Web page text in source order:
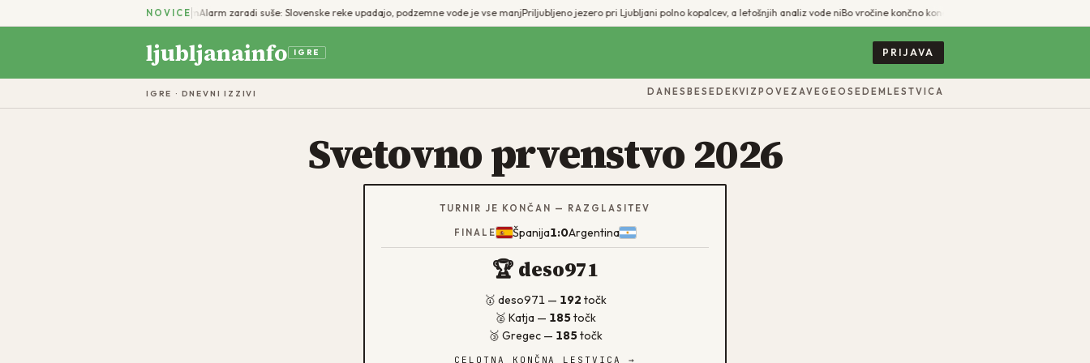
NOVICE
prijeli 44-letnega tujca z vžigalnikom Alarm zaradi suše: Slovenske reke upadajo, podzemne vode je vse manjPriljubljeno jezero pri Ljubljani polno kopalcev, a letošnjih analiz vode ni Bo vročine končno konec? Hrvati napovedali padec
ljubljanainfo IGRE PRIJAVA
IGRE · DNEVNI IZZIVI DANES BESEDE KVIZ POVEZAVEGEOSEDEM LESTVICA
Svetovno prvenstvo 2026
TURNIR JE KONČAN — RAZGLASITEV
FINALE Španija1:0Argentina
🏆 deso971
🥇 deso971— 192 točk
🥈 Katja— 185točk
🥉 Gregec— 185točk
CELOTNA KONČNA LESTVICA →